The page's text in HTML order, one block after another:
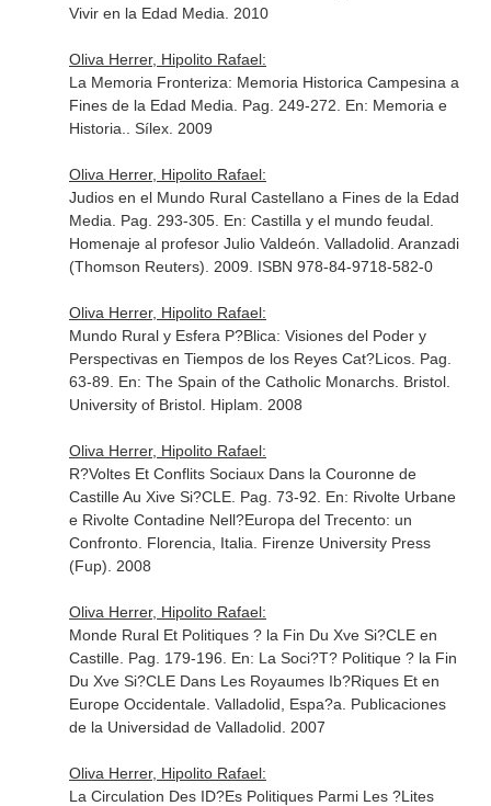
Vivir en la Edad Media . 2010
Oliva Herrer, Hipolito Rafael:
La Memoria Fronteriza: Memoria Historica Campesina a
Fines de la Edad Media. Pag. 249-272. En: Memoria e
Historia.
. Sílex. 2009
Oliva Herrer, Hipolito Rafael:
Judios en el Mundo Rural Castellano a Fines de la Edad
Media. Pag. 293-305. En: Castilla y el mundo feudal.
Homenaje al profesor Julio Valdeón . Valladolid. Aranzadi
(Thomson Reuters). 2009. ISBN 978-84-9718-582-0
Oliva Herrer, Hipolito Rafael:
Mundo Rural y Esfera P?Blica: Visiones del Poder y
Perspectivas en Tiempos de los Reyes Cat?Licos. Pag.
63-89. En: The Spain of the Catholic Monarchs. Bristol.
University of Bristol. Hiplam. 2008
Oliva Herrer, Hipolito Rafael:
R?Voltes Et Conflits Sociaux Dans la Couronne de
Castille Au Xive Si?CLE. Pag. 73-92. En: Rivolte Urbane
e Rivolte Contadine Nell?Europa del Trecento: un
Confronto. Florencia, Italia. Firenze University Press
(Fup). 2008
Oliva Herrer, Hipolito Rafael:
Monde Rural Et Politiques ? la Fin Du Xve Si?CLE en
Castille. Pag. 179-196. En: La Soci?T? Politique ? la Fin
Du Xve Si?CLE Dans Les Royaumes Ib?Riques Et en
Europe Occidentale. Valladolid, Espa?a. Publicaciones
de la Universidad de Valladolid. 2007
Oliva Herrer, Hipolito Rafael:
La Circulation Des ID?Es Politiques Parmi Les ?Lites